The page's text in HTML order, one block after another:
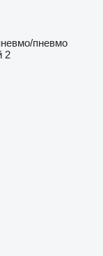
пневмо
2